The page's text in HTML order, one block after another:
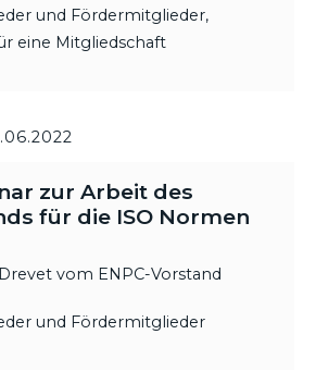
und Fördermitglieder,
eine Mitgliedschaft
zur Arbeit des
für die ISO Normen
vom ENPC-Vorstand
und Fördermitglieder